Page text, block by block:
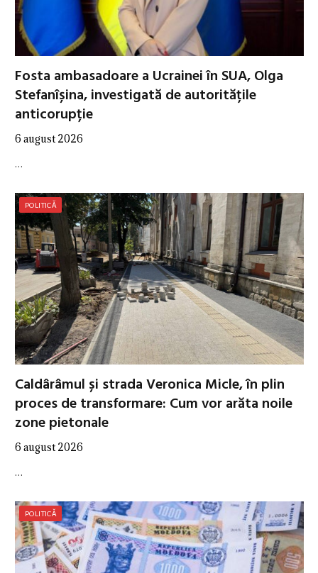
Fosta ambasadoare a Ucrainei în SUA, Olga
Stefanîșina, investigată de autoritățile
anticorupție
6 august 2026
…
POLITICĂ
Caldârâmul și strada Veronica Micle, în plin
proces de transformare: Cum vor arăta noile
zone pietonale
6 august 2026
…
POLITICĂ